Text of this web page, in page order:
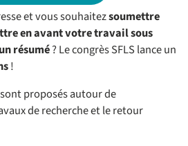
et vous souhaitezsoumettre
en avant votre travail sous
résumé? Le congrès SFLS lance un
!
proposés autour de
de recherche et le retour